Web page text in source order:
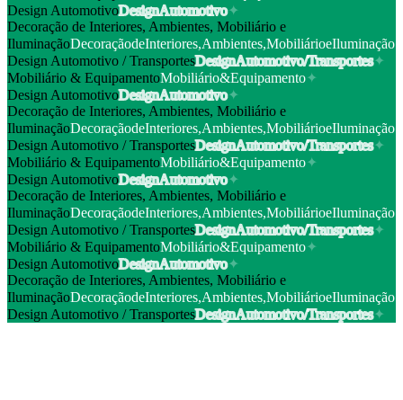
Design AutomotivoDesignAutomotivo✦
Decoração de Interiores, Ambientes, Mobiliário e
IluminaçãoDecoraçãodeInteriores,Ambientes,MobiliárioeIluminação
Design Automotivo / TransportesDesignAutomotivo/Transportes✦
Mobiliário & EquipamentoMobiliário&Equipamento✦
Design AutomotivoDesignAutomotivo✦
Decoração de Interiores, Ambientes, Mobiliário e
IluminaçãoDecoraçãodeInteriores,Ambientes,MobiliárioeIluminação
Design Automotivo / TransportesDesignAutomotivo/Transportes✦
Mobiliário & EquipamentoMobiliário&Equipamento✦
Design AutomotivoDesignAutomotivo✦
Decoração de Interiores, Ambientes, Mobiliário e
IluminaçãoDecoraçãodeInteriores,Ambientes,MobiliárioeIluminação
Design Automotivo / TransportesDesignAutomotivo/Transportes✦
Mobiliário & EquipamentoMobiliário&Equipamento✦
Design AutomotivoDesignAutomotivo✦
Decoração de Interiores, Ambientes, Mobiliário e
IluminaçãoDecoraçãodeInteriores,Ambientes,MobiliárioeIluminação
Design Automotivo / TransportesDesignAutomotivo/Transportes✦